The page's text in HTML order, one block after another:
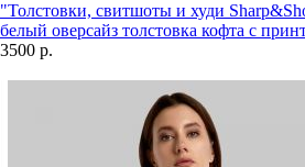
"Толстовки, свитшоты и худи
белый оверсайз толстовка кофта с
3500 р.